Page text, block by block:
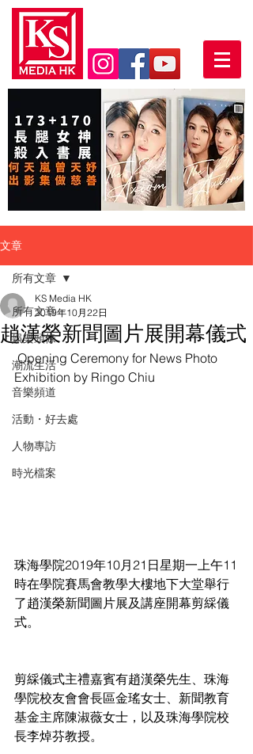
文章
所有文章
娛樂頭條
潮流生活
音樂頻道
活動・好去處
人物專訪
時光檔案
所有文章
趙漢榮新聞圖片展開幕儀式
KS Media HK
2019年10月22日
Opening Ceremony for News Photo
Exhibition by Ringo Chiu
珠海學院2019年10月21日星期一上午11
時在學院賽馬會教學大樓地下大堂舉行
了趙漢榮新聞圖片展及講座開幕剪綵儀
式。
剪綵儀式主禮嘉賓有趙漢榮先生、珠海
學院校友會會長區金瑤女士、新聞教育
基金主席陳淑薇女士，以及珠海學院校
長李焯芬教授。